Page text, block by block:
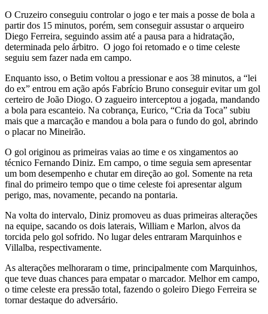
O Cruzeiro conseguiu controlar o jogo e ter mais a posse de bola a
partir dos 15 minutos, porém, sem conseguir assustar o arqueiro
Diego Ferreira, seguindo assim até a pausa para a hidratação,
determinada pelo árbitro. O jogo foi retomado e o time celeste
seguiu sem fazer nada em campo.
Enquanto isso, o Betim voltou a pressionar e aos 38 minutos, a “lei
do ex” entrou em ação após Fabrício Bruno conseguir evitar um gol
certeiro de João Diogo. O zagueiro interceptou a jogada, mandando
a bola para escanteio. Na cobrança, Eurico, “Cria da Toca” subiu
mais que a marcação e mandou a bola para o fundo do gol, abrindo
o placar no Mineirão.
O gol originou as primeiras vaias ao time e os xingamentos ao
técnico Fernando Diniz. Em campo, o time seguia sem apresentar
um bom desempenho e chutar em direção ao gol. Somente na reta
final do primeiro tempo que o time celeste foi apresentar algum
perigo, mas, novamente, pecando na pontaria.
Na volta do intervalo, Diniz promoveu as duas primeiras alterações
na equipe, sacando os dois laterais, William e Marlon, alvos da
torcida pelo gol sofrido. No lugar deles entraram Marquinhos e
Villalba, respectivamente.
As alterações melhoraram o time, principalmente com Marquinhos,
que teve duas chances para empatar o marcador. Melhor em campo,
o time celeste era pressão total, fazendo o goleiro Diego Ferreira se
tornar destaque do adversário.